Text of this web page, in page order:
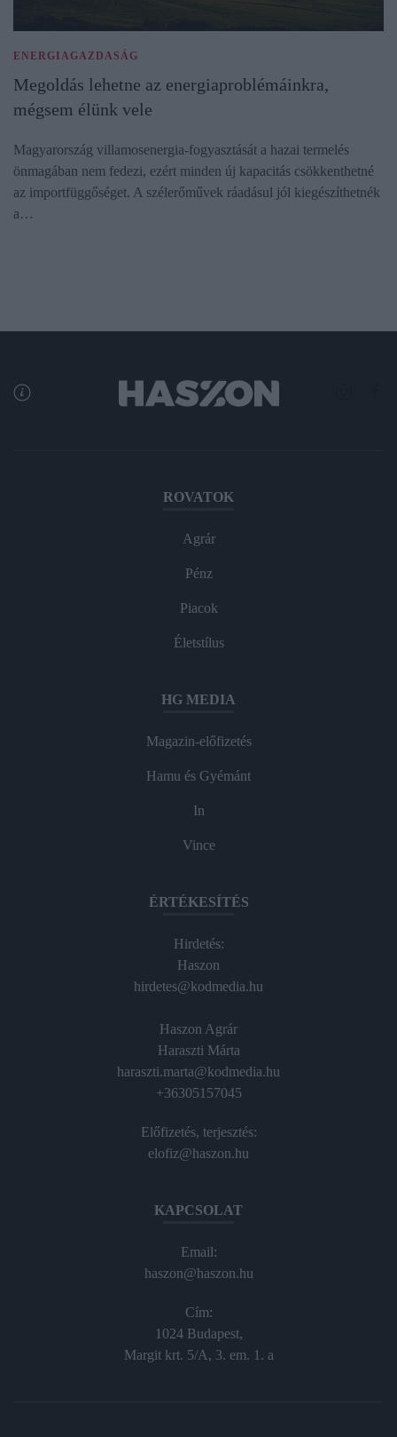
ENERGIAGAZDASÁG
Megoldás lehetne az energiaproblémáinkra,
mégsem élünk vele
Magyarország villamosenergia-fogyasztását a hazai termelés
önmagában nem fedezi, ezért minden új kapacitás csökkenthetné
az importfüggőséget. A szélerőművek ráadásul jól kiegészíthetnék
a…
ROVATOK
Agrár
Pénz
Piacok
Életstílus
HG MEDIA
Magazin-előfizetés
Hamu és Gyémánt
In
Vince
ÉRTÉKESÍTÉS
Hirdetés:
Haszon
hirdetes@kodmedia.hu
Haszon Agrár
Haraszti Márta
haraszti.marta@kodmedia.hu
+36305157045
Előfizetés, terjesztés:
elofiz@haszon.hu
KAPCSOLAT
Email:
haszon@haszon.hu
Cím:
1024 Budapest,
Margit krt. 5/A, 3. em. 1. a